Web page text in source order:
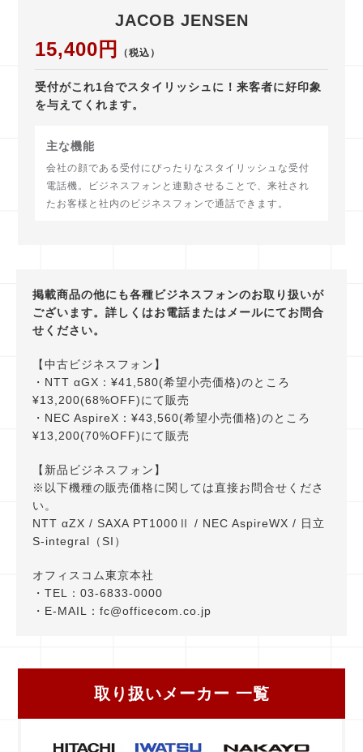
JACOB JENSEN
15,400円 （税込）
受付がこれ1台でスタイリッシュに！来客者に好印象
を与えてくれます。
主な機能
会社の顔である受付にぴったりなスタイリッシュな受付
電話機。ビジネスフォンと連動させることで、来社され
たお客様と社内のビジネスフォンで通話できます。
掲載商品の他にも各種ビジネスフォンのお取り扱いが
ございます。詳しくはお電話またはメールにてお問合
せください。
【中古ビジネスフォン】
・NTT αGX：¥41,580(希望小売価格)のところ
¥13,200(68%OFF)にて販売
・NEC AspireX：¥43,560(希望小売価格)のところ
¥13,200(70%OFF)にて販売
【新品ビジネスフォン】
※以下機種の販売価格に関しては直接お問合せくださ
い。
NTT αZX / SAXA PT1000Ⅱ / NEC AspireWX / 日立
S-integral（SI）
オフィスコム東京本社
・TEL：03-6833-0000
・E-MAIL：fc@officecom.co.jp
取り扱いメーカー ⼀覧